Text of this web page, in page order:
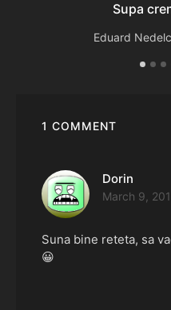
Supa
Eduard
1 COMMENT
Dorin
March 9,
Suna bine reteta, sa
😀